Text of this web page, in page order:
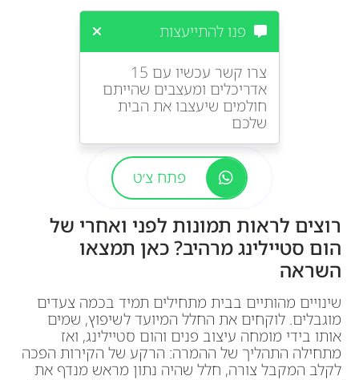
פנו להתייעצות
צרו קשר עכשיו עם 15
אדריכלים ומעצבים שהייתם
חולמים שיעצבו את הבית
שלכם
פתח צ׳ט
רוצים לראות תמונות לפני ואחרי של
הום סטיילינג מרהיב? כאן תמצאו
השראה
שינויים מהותיים בבית מתחילים תמיד בכמה צעדים
מוגבלים. לוקחים את החלל המיועד לשיפוץ, שמים
אותו בידי מומחה עיצוב פנים והום סטיילינג, ואז
מתחילה התהליך של ההמרה: הרקע של הקירות הפכה
לקלב המקבל צורה, חלל שהיה נתון מראש מנדף את